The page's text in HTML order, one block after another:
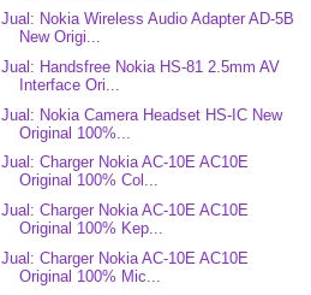
Jual: Nokia Wireless Audio Adapter AD-5B
New Origi...
Jual: Handsfree Nokia HS-81 2.5mm AV
Interface Ori...
Jual: Nokia Camera Headset HS-IC New
Original 100%...
Jual: Charger Nokia AC-10E AC10E
Original 100% Col...
Jual: Charger Nokia AC-10E AC10E
Original 100% Kep...
Jual: Charger Nokia AC-10E AC10E
Original 100% Mic...